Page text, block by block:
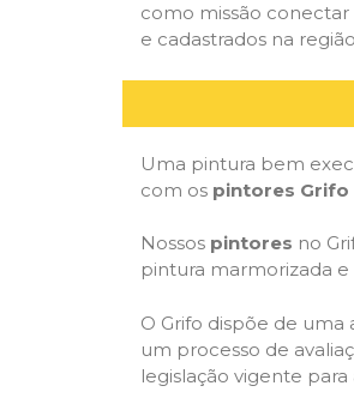
como missão conectar
e cadastrados na
Uma pintura bem
com os pintores Grifo
Nossos pintores no
pintura marmorizada
O Grifo dispõe de uma
um processo de
legislação vigente